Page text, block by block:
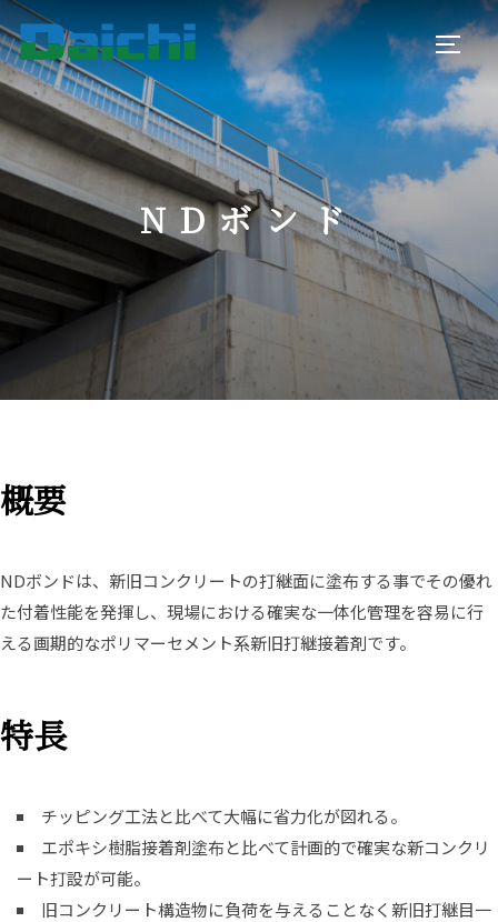
コ
ン
テ
ツ
へ
ス
キ
プ
サイ
NDボンド
概要
NDボンドは、新旧コンクリートの打継面に塗布する事でその優れ
た付着性能を発揮し、現場における確実な一体化管理を容易に行
える画期的なポリマーセメント系新旧打継接着剤です。
特長
チッピング工法と比べて大幅に省力化が図れる。
エポキシ樹脂接着剤塗布と比べて計画的で確実な新コンクリ
ート打設が可能。
旧コンクリート構造物に負荷を与えることなく新旧打継目一